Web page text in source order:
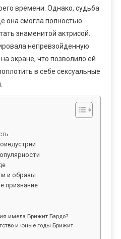
времени. Однако, судьба
она смогла полностью
знаменитой актрисой.
непревзойденную
экране, что позволило ей
в себе сексуальные
и образы
признание
имела Брижит Бардо?
и юные годы Брижит